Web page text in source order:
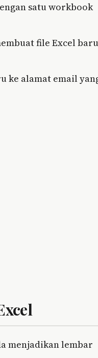
satu workbook
file Excel baru
ke alamat email
menjadikan lembar